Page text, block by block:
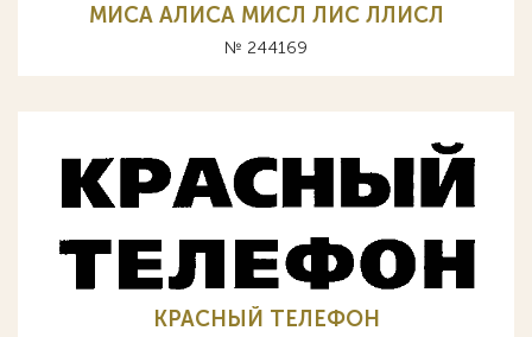
МИСА АЛИСА МИСЛ ЛИС ЛЛИСЛ
№ 244169
КРАСНЫЙ ТЕЛЕФОН